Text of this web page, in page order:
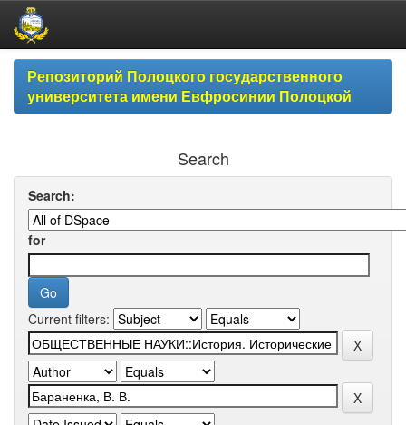
Skip
navigationРепозиторий Полоцкого государственного
университета имени Евфросинии Полоцкой
Search
Search:
for
Current filters: